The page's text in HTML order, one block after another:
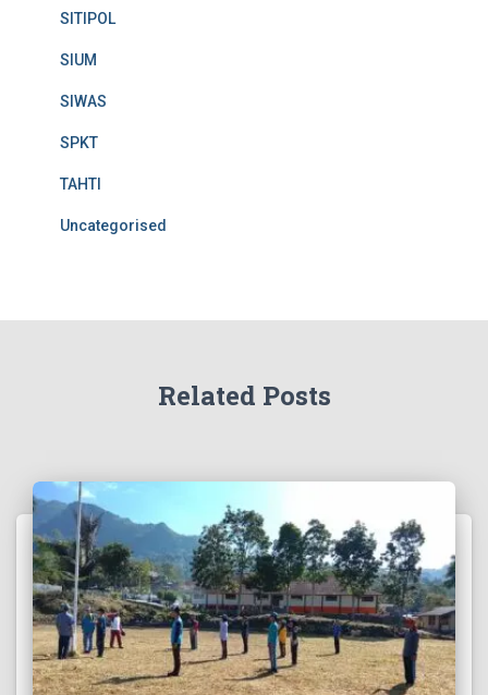
SITIPOL
SIUM
SIWAS
SPKT
TAHTI
Uncategorised
Related Posts